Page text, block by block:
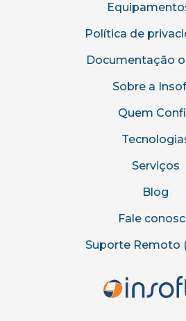
Política de
Documentação
Sobre a
Quem
Serviços
Blog
Fale
Suporte Remoto